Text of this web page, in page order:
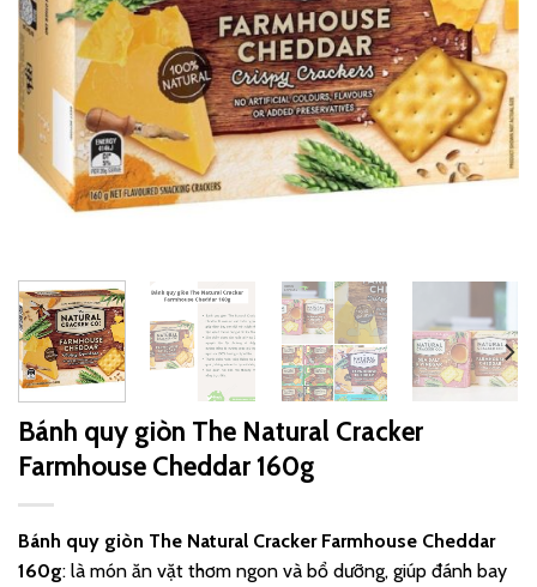
Bánh quy giòn The Natural Cracker
Farmhouse Cheddar 160g
Bánh quy giòn The Natural Cracker Farmhouse Cheddar
160g: là món ăn vặt thơm ngon và bổ dưỡng, giúp đánh bay